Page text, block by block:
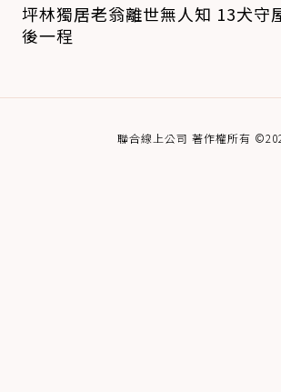
坪林獨居老翁離世無人知 13犬守
後一程
聯合線上公司 著作權所有